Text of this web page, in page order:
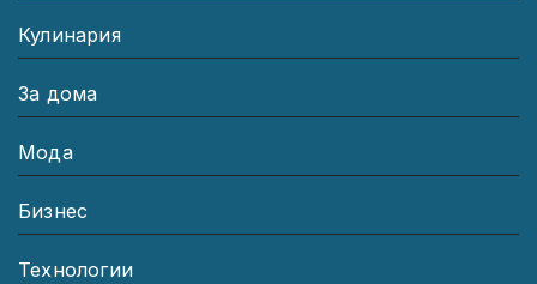
Кулинария
За дома
Мода
Бизнес
Технологии